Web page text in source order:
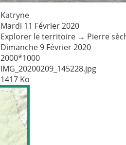
Katryne
Mardi 11 Février 2020
Explorer le territoire → Pierre
Dimanche 9 Février 2020
2000*1000
IMG_20200209_145228.jpg
1417 Ko